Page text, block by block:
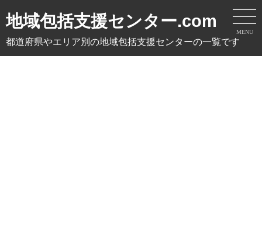
MENU
地域包括支援センター.com
都道府県やエリア別の地域包括支援センターの一覧です